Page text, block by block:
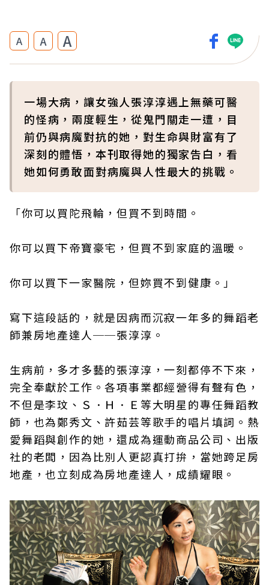
A A A
一場大病，讓女強人張淳淳遇上無藥可醫
的怪病，兩度輕生，從鬼門關走一遭，目
前仍與病魔對抗的她，對生命與財富有了
深刻的體悟，本刊取得她的獨家告白，看
她如何勇敢面對病魔與人性最大的挑戰。
「你可以買陀飛輪，但買不到時間。
你可以買下帝寶豪宅，但買不到家庭的溫暖。
你可以買下一家醫院，但妳買不到健康。」
寫下這段話的，就是因病而沉寂一年多的舞蹈老
師兼房地產達人──張淳淳。
生病前，多才多藝的張淳淳，一刻都停不下來，
完全奉獻於工作。各項事業都經營得有聲有色，
不但是李玟、Ｓ．Ｈ．Ｅ等大明星的專任舞蹈教
師，也為鄭秀文、許茹芸等歌手的唱片填詞。熱
愛舞蹈與創作的她，還成為運動商品公司、出版
社的老闆，因為比別人更認真打拚，當她跨足房
地產，也立刻成為房地產達人，成績耀眼。